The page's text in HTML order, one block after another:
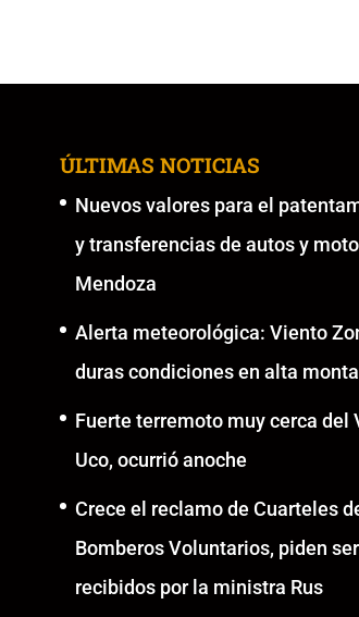
ÚLTIMAS NOTICIAS
Nuevos valores para el
y transferencias de autos y
Mendoza
Alerta meteorológica: Viento
duras condiciones en alta
Fuerte terremoto muy cerca del
Uco, ocurrió anoche
Crece el reclamo de Cuarteles
Bomberos Voluntarios, piden ser
recibidos por la ministra Rus